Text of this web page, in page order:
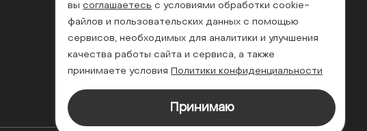
вы соглашаетесь с условиями обработки cookie-
файлов и пользовательских данных с помощью
сервисов, необходимых для аналитики и улучшения
качества работы сайта и сервиса, а также
принимаете условия Политики конфиденциальности
Принимаю